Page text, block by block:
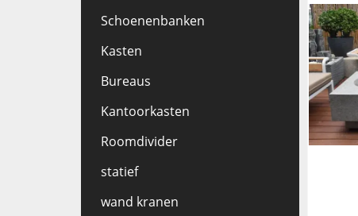
Schoenenbanken
Kasten
Bureaus
Kantoorkasten
Roomdivider
statief
wand kranen